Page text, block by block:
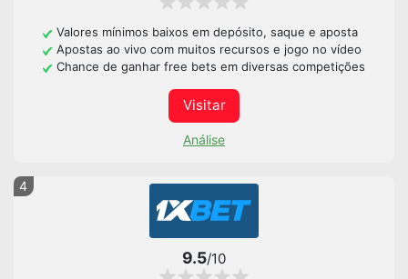
Valores mínimos baixos em depósito, saque e aposta
Apostas ao vivo com muitos recursos e jogo no vídeo
Chance de ganhar free bets em diversas competições
Visitar
Análise
4
9.5/10